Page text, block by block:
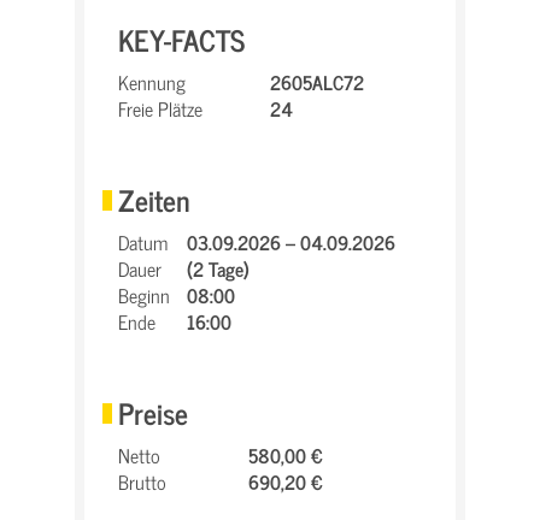
KEY-FACTS
Kennung
2605ALC72
Freie Plätze
24
Zeiten
Datum
03.09.2026 – 04.09.2026
Dauer
(2 Tage)
Beginn 08:00
Ende
16:00
Preise
Netto
580,00 €
Brutto
690,20 €